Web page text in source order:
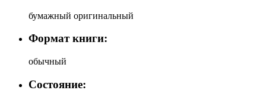
бумажный оригинальный
Формат книги:
обычный
Состояние: